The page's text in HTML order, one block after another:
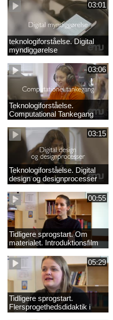
03:01
teknologiforståelse. Digital
myndiggørelse
03:06
Teknologiforståelse.
Computational Tankegang
03:15
Teknologiforståelse. Digital
design og designprocesser
00:55
Tidligere sprogstart. Om
materialet. Introduktionsfilm
05:29
Tidligere sprogstart.
Flersprogethedsdidaktik i
engelsk